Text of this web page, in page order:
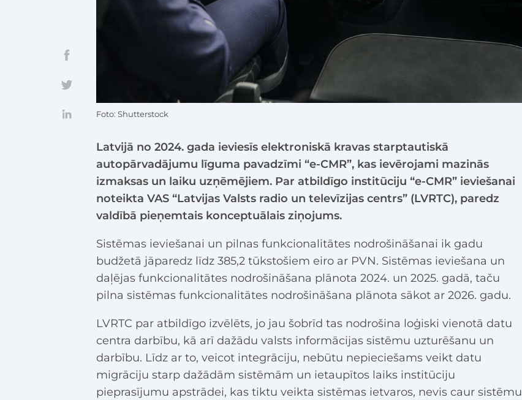
Latvijā no 2024. gada ieviesīs elektroniskā kravas starptautiskā
autopārvadājumu līguma pavadzīmi “e-CMR”, kas ievērojami mazinās
izmaksas un laiku uzņēmējiem. Par atbildīgo institūciju “e-CMR” ieviešanai
noteikta VAS “Latvijas Valsts radio un televīzijas centrs” (LVRTC), paredz
valdībā pieņemtais konceptuālais ziņojums.
Sistēmas ieviešanai un pilnas funkcionalitātes nodrošināšanai ik gadu
budžetā jāparedz līdz 385,2 tūkstošiem eiro ar PVN. Sistēmas ieviešana un
daļējas funkcionalitātes nodrošināšana plānota 2024. un 2025. gadā, taču
pilna sistēmas funkcionalitātes nodrošināšana plānota sākot ar 2026. gadu.
LVRTC par atbildīgo izvēlēts, jo jau šobrīd tas nodrošina loģiski vienotā datu
centra darbību, kā arī dažādu valsts informācijas sistēmu uzturēšanu un
darbību. Līdz ar to, veicot integrāciju, nebūtu nepieciešams veikt datu
migrāciju starp dažādām sistēmām un ietaupītos laiks institūciju
pieprasījumu apstrādei, kas tiktu veikta sistēmas ietvaros, nevis caur sistēmu
Foto: Shutterstock